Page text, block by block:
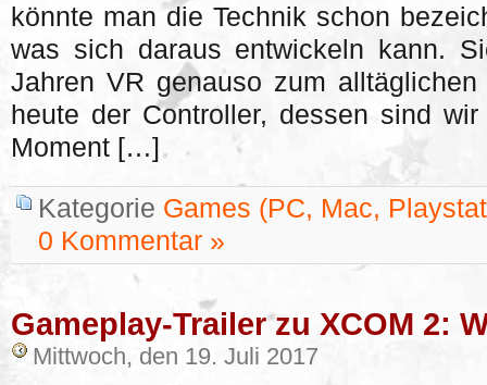
könnte man die Technik schon
was sich daraus entwickeln kann.
Jahren VR genauso zum
heute der Controller, dessen sind
Moment […]
Kategorie Games (PC, Mac,
0 Kommentar »
Gameplay-Trailer zu XCOM 2:
Mittwoch, den 19. Juli 2017